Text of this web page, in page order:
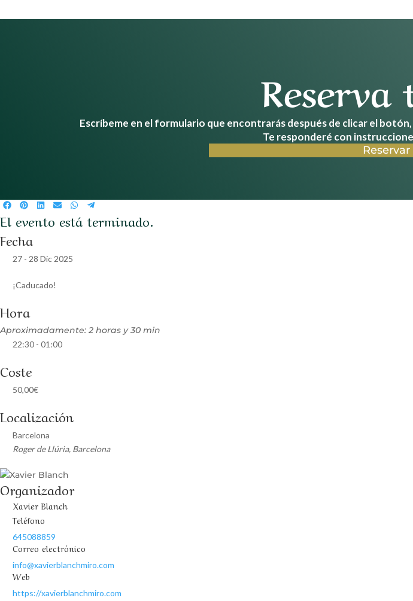
Reserva
Escríbeme en el formulario que encontrarás después de clicar el
Te responderé con
Reservar
Compartir
en
Compartir
en
Compartir
en
Compartir
en
Compartir
en en
El evento está terminado.
Fecha
27 - 28 Dic 2025
¡Caducado!
Hora
Aproximadamente: 2 horas y 30 min
22:30 - 01:00
Coste
50,00€
Localización
Barcelona
Roger de Llúria, Barcelona
Organizador
Xavier Blanch
Teléfono
645088859
Correo electrónico
info@xavierblanchmiro.com
Web
https://xavierblanchmiro.com